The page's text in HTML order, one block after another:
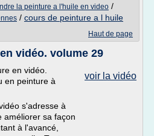
la peinture a l'huile en video /
/ cours de peinture a l huile
Haut de page
vidéo. volume 29
voir la vidéo
en vidéo.
en peinture à
s'adresse à
améliorer sa façon
à l'avancé,